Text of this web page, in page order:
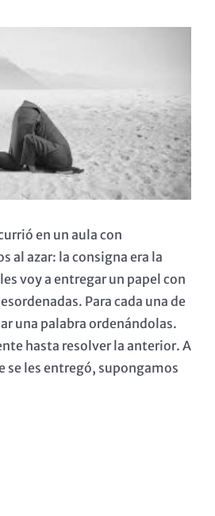
en un aula con
al azar: la consigna era la
voy a entregar un papel con
Para cada una de
una palabra ordenándolas.
hasta resolver la anterior. A
se les entregó, supongamos